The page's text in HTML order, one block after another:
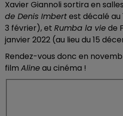
Xavier Giannoli sortira en
de Denis Imbertest décalé au
3 février), et Rumba la viede
janvier 2022 (au lieu du 15
Rendez-vous donc en
film Alineau cinéma !